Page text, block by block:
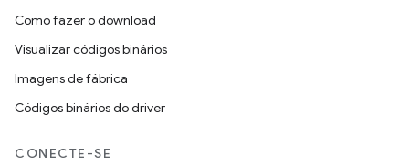
Como fazer o download
Visualizar códigos binários
Imagens de fábrica
Códigos binários do driver
CONECTE-SE